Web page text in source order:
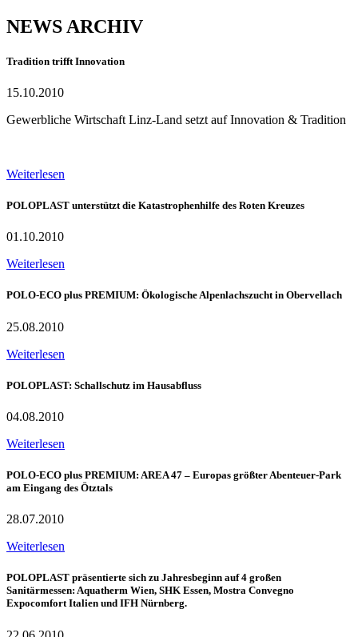
NEWS ARCHIV
Tradition trifft Innovation
15.10.2010
Gewerbliche Wirtschaft Linz-Land setzt auf Innovation & Tradition
Weiterlesen
POLOPLAST unterstützt die Katastrophenhilfe des Roten Kreuzes
01.10.2010
Weiterlesen
POLO-ECO plus PREMIUM: Ökologische Alpenlachszucht in Obervellach
25.08.2010
Weiterlesen
POLOPLAST: Schallschutz im Hausabfluss
04.08.2010
Weiterlesen
POLO-ECO plus PREMIUM: AREA 47 – Europas größter Abenteuer-Park
am Eingang des Ötztals
28.07.2010
Weiterlesen
POLOPLAST präsentierte sich zu Jahresbeginn auf 4 großen
Sanitärmessen: Aquatherm Wien, SHK Essen, Mostra Convegno
Expocomfort Italien und IFH Nürnberg.